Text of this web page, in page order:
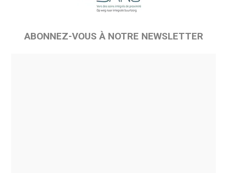
ABONNEZ-VOUS À NOTRE NEWSLETTER